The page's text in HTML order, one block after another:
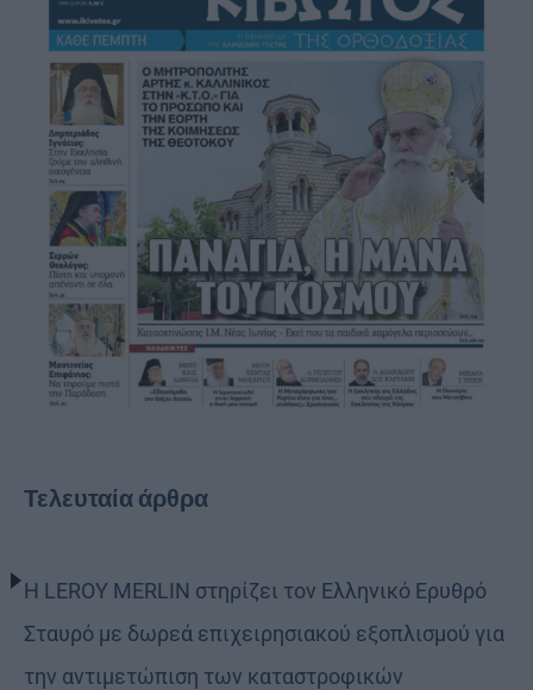
Τελευταία άρθρα
Η LEROY MERLIN στηρίζει τον Ελληνικό Ερυθρό
Σταυρό με δωρεά επιχειρησιακού εξοπλισμού για
την αντιμετώπιση των καταστροφικών